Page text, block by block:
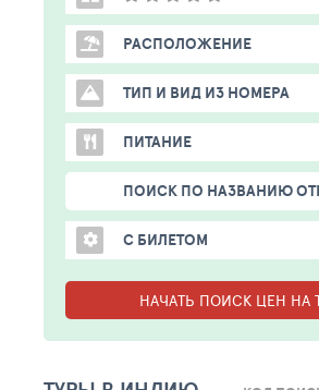
РАСПОЛОЖЕНИЕ
ТИП И ВИД ИЗ НОМЕРА
ПИТАНИЕ
ПОИСК ПО НАЗВАНИЮ
С БИЛЕТОМ
НАЧАТЬ ПОИСК ЦЕН НА